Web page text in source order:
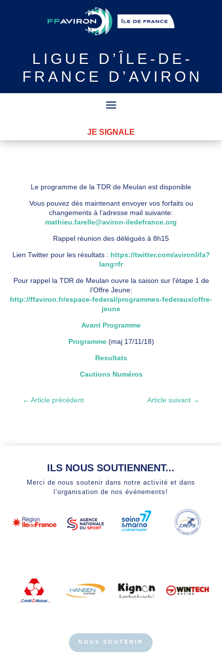
LIGUE
D’ÎLE-DE-
FRANCE D’AVIRON
JE SIGNALE
Le programme de la TDR de Meulan est disponible
Vous pouvez dès maintenant envoyer vos forfaits ou
changements à l’adresse mail suivante:
mathieu.farelle@aviron-iledefrance.org
Rappel réunion des délégués à 8h15
Lien Twitter pour les résultats : https://twitter.com/avironlifa?
lang=fr
Pour rappel la TDR de Meulan ouvre la saison sur l’étape 1 de
l’Offre Jeune:
http://ffaviron.fr/espace-federal/programmes-federaux/offre-
jeune
Avant Programme
Programme(maj 17/11/18)
Resultats
Cautions Numéros
← Article précédent Article suivant →
ILS NOUS SOUTIENNENT...
Merci de nous soutenir dans notre activité et dans
l’organisation de nos événements!
NOUS SOUTENIR